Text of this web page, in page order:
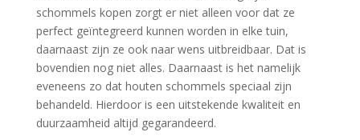
schommels kopen zorgt er niet alleen voor dat ze
perfect geïntegreerd kunnen worden in elke tuin,
daarnaast zijn ze ook naar wens uitbreidbaar. Dat is
bovendien nog niet alles. Daarnaast is het namelijk
eveneens zo dat houten schommels speciaal zijn
behandeld. Hierdoor is een uitstekende kwaliteit en
duurzaamheid altijd gegarandeerd.